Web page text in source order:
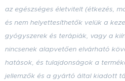
az egészséges életvitelt (étkezés,
és nem helyettesíthetők velük a
gyógyszerek és terápiák, vagy a
nincsenek alapvetően elvárható
hatások, és tulajdonságok a
jellemzők és a gyártó által kiadott